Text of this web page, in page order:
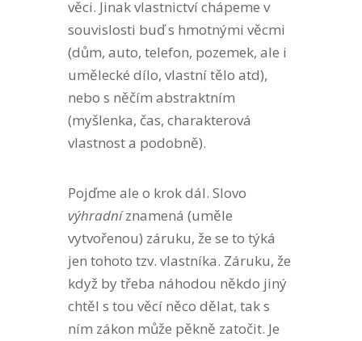
věci. Jinak vlastnictví chápeme v
souvislosti buď s hmotnými věcmi
(dům, auto, telefon, pozemek, ale i
umělecké dílo, vlastní tělo atd),
nebo s něčím abstraktním
(myšlenka, čas, charakterová
vlastnost a podobně).
Pojďme ale o krok dál. Slovo
výhradníznamená (uměle
vytvořenou) záruku, že se to týká
jen tohoto tzv. vlastníka. Záruku, že
když by třeba náhodou někdo jiný
chtěl s tou věcí něco dělat, tak s
ním zákon může pěkně zatočit. Je